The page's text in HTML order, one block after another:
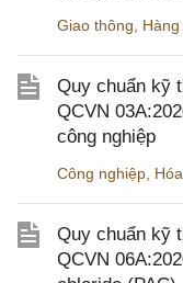
Giao thông
Quy chuẩn kỹ
QCVN
công nghiệp
Công nghiệp
Quy chuẩn kỹ
QCVN